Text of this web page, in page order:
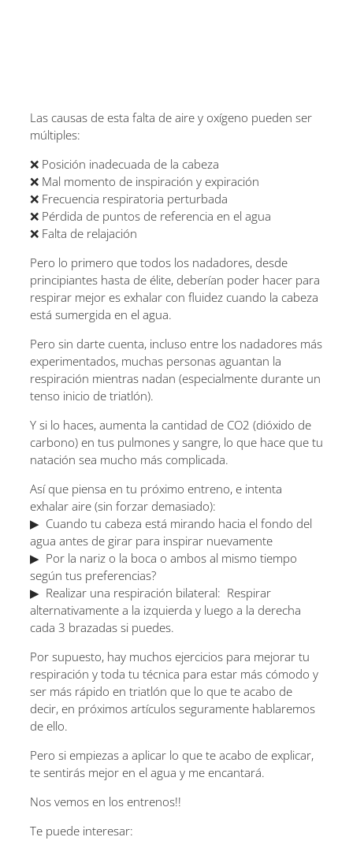
Las causas de esta falta de aire y oxígeno pueden ser
múltiples:
❌ Posición inadecuada de la cabeza
❌ Mal momento de inspiración y expiración
❌ Frecuencia respiratoria perturbada
❌ Pérdida de puntos de referencia en el agua
❌ Falta de relajación
Pero lo primero que todos los nadadores, desde
principiantes hasta de élite, deberían poder hacer para
respirar mejor es exhalar con fluidez cuando la cabeza
está sumergida en el agua.
Pero sin darte cuenta, incluso entre los nadadores más
experimentados, muchas personas aguantan la
respiración mientras nadan (especialmente durante un
tenso inicio de triatlón).
Y si lo haces, aumenta la cantidad de CO2 (dióxido de
carbono) en tus pulmones y sangre, lo que hace que tu
natación sea mucho más complicada.
Así que piensa en tu próximo entreno, e intenta
exhalar aire (sin forzar demasiado):
▶ ️ Cuando tu cabeza está mirando hacia el fondo del
agua antes de girar para inspirar nuevamente
▶ ️ Por la nariz o la boca o ambos al mismo tiempo
según tus preferencias?
▶ ️ Realizar una respiración bilateral: Respirar
alternativamente a la izquierda y luego a la derecha
cada 3 brazadas si puedes.
Por supuesto, hay muchos ejercicios para mejorar tu
respiración y toda tu técnica para estar más cómodo y
ser más rápido en triatlón que lo que te acabo de
decir, en próximos artículos seguramente hablaremos
de ello.
Pero si empiezas a aplicar lo que te acabo de explicar,
te sentirás mejor en el agua y me encantará.
Nos vemos en los entrenos!!
Te puede interesar: